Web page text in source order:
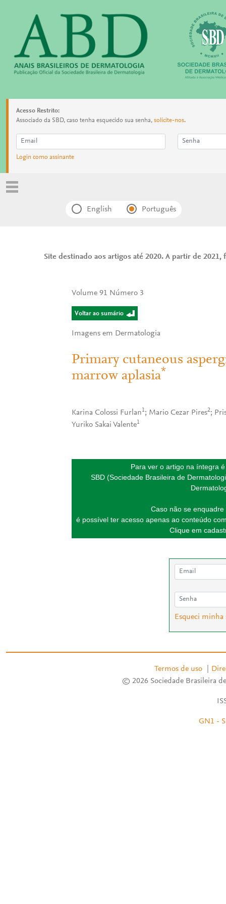
Acesso Restrito:
Associado da SBD, caso tenha esquecido sua senha, solicite-nos.
Login como assinante
English Português
Site destinado aos artigos até 2020. A partir de
Volume 91 Número 3
Voltar ao sumário
Imagens em Dermatologia
Primary cutaneous
marrow aplasia*
Karina Colossi Furlan1; Mario Cezar Pires2;
Yuriko Sakai Valente1
Para ver o artigo na íntegra
SBD (Sociedade Brasileira de
Caso não se
é possível ter acesso apenas ao conteúdo
Clique em
Esqueci minha
Termos de uso
© 2026 Sociedade Brasileira
GN1 -